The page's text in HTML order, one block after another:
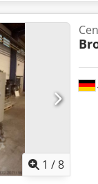
1 /8